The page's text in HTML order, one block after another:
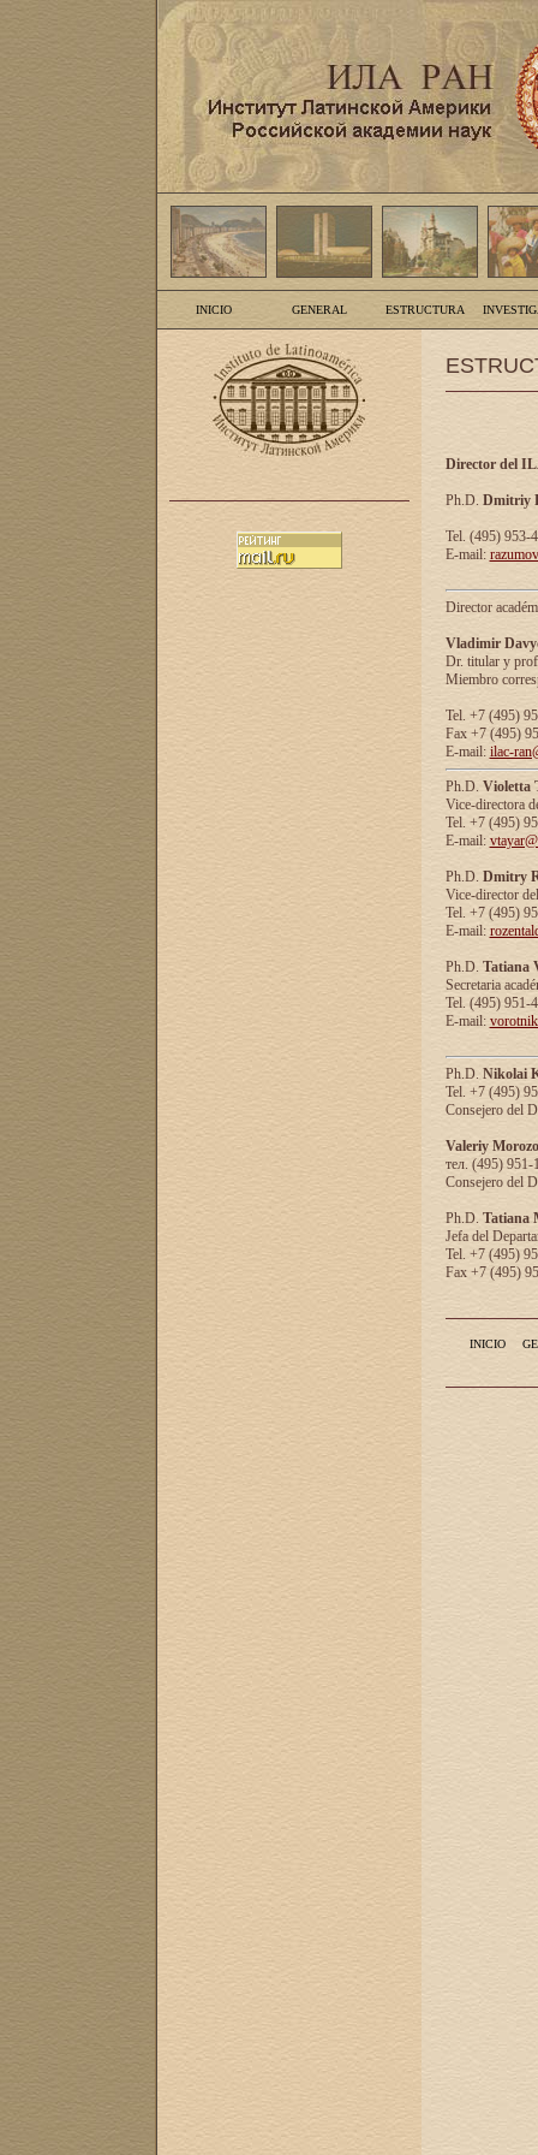
INICIO GENERAL ESTRUCTURA
Director del
Ph.D. Dmitriy
Tel. (495) 953-
E-mail:
Director
Vladimir
Dr. titular y
Miembro
Tel. +7 (495)
Fax +7 (495)
E-mail: ilac-
Ph.D. Violetta
Vice-directora
Tel. +7 (495)
E-mail:
Ph.D. Dmitry
Vice-director
Tel. +7 (495)
E-mail:
Ph.D. Tatiana
Secretaria
Tel. (495) 951-
E-mail:
Ph.D. Nikolai
Tel. +7 (495)
Consejero del
Valeriy
тел. (495) 951-
Consejero del
Ph.D. Tatiana
Jefa del
Tel. +7 (495)
Fax +7 (495)
INICIO